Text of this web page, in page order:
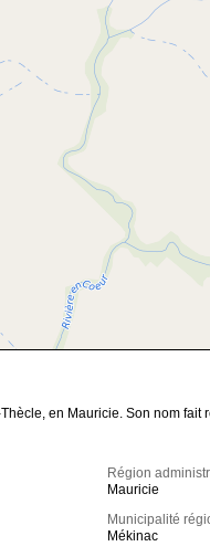
en Mauricie. Son nom fait
Région
Mauricie
Municipalité
Mékinac